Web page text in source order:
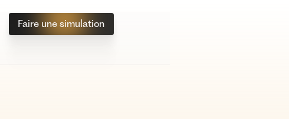
Faire une simulation